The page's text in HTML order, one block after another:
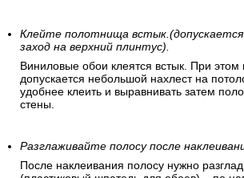
Клейте полотнища
заход на верхний плинтус).
Виниловые обои клеятся встык. При этом
допускается небольшой нахлест на
удобнее клеить и выравнивать затем
стены.
Разглаживайте полосу после
После наклеивания полосу нужно